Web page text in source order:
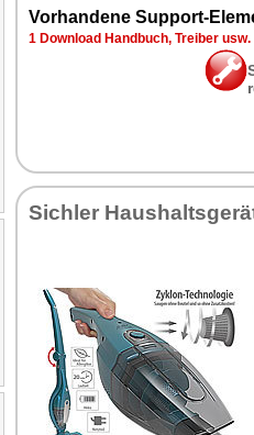
Vor­han­de­ne Sup­port-
1 Down­load Hand­buch, Trei­ber usw.
Sich­ler